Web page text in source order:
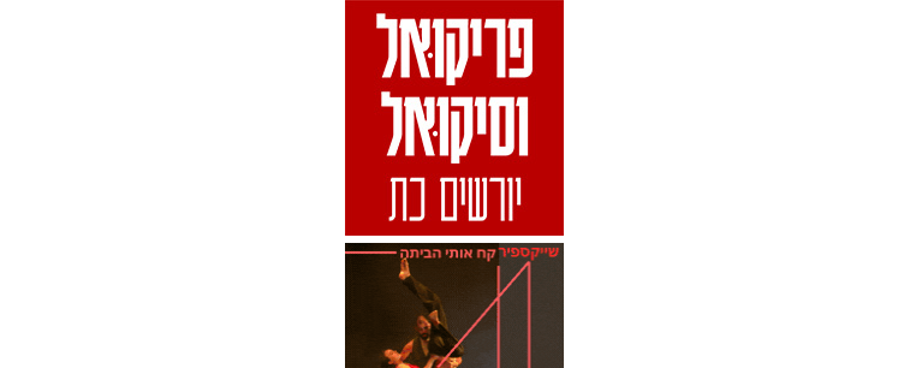
שבע
הפסטיבל הבינלאומי למחול
סולו בירושלים 2022-אירועים
הצגות ילדים
הרמת מסך
התיבה
יוצרים צעירים
ימי הפלמנקו
ימי הפלמנקו 2015-אירועי ימי
הפלמנקו
ימי הפלמנקו 2015-המופע
יסמין גודר